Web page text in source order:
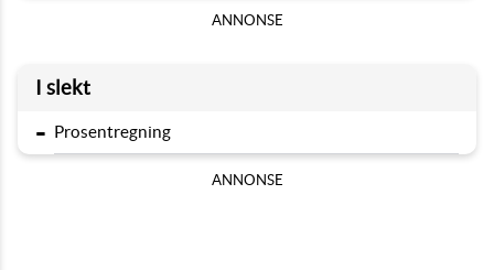
ANNONSE
I slekt
- Prosentregning
ANNONSE